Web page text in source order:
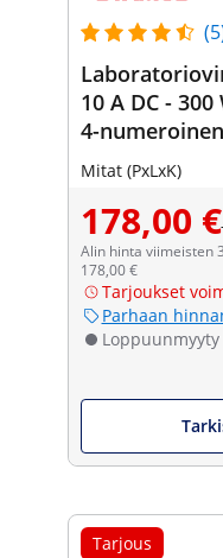
10 A DC -
4-
Mitat (PxLxK)
178,00 €
Alin hinta viimeisten
178,00 €
Tarjoukset
Parhaan
Loppuunmyyty
Tarjous